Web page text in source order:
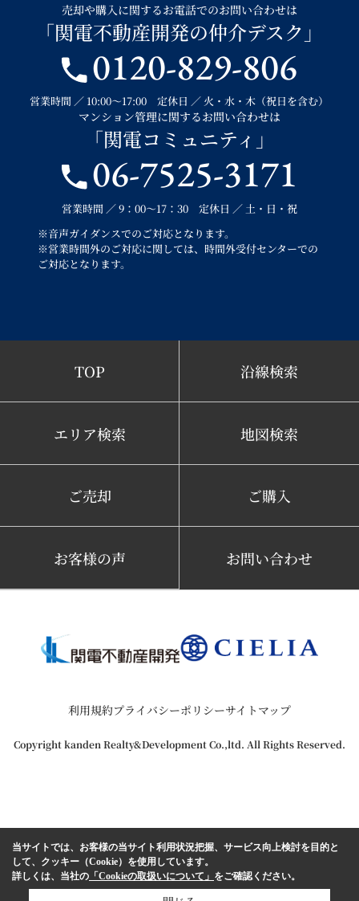
売却や購入に関するお電話でのお問い合わせは
「関電不動産開発の仲介デスク」
0120-829-806
営業時間 ／ 10:00～17:00 定休日 ／ 火・水・木（祝日を含む）
マンション管理に関するお問い合わせは
「関電コミュニティ」
06-7525-3171
営業時間 ／ 9：00～17：30 定休日 ／ 土・日・祝
※音声ガイダンスでのご対応となります。
※営業時間外のご対応に関しては、時間外受付センターでの
ご対応となります。
TOP 沿線検索
エリア検索 地図検索
ご売却 ご購入
お客様の声 お問い合わせ
利用規約プライバシーポリシーサイトマップ
Copyright kanden Realty&Development Co.,ltd. All Rights Reserved.
当サイトでは、お客様の当サイト利用状況把握、サービス向上検討を目的と
して、クッキー（Cookie）を使用しています。
詳しくは、当社の 「Cookieの取扱いについて」 をご確認ください。